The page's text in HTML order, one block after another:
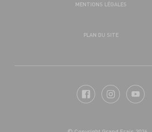
MENTIONS LÉGALES
PLAN DU SITE